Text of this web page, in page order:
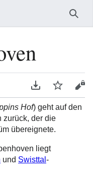
PDF
Hof) geht auf den
zurück, der die
übereignete.
liegt
und Swisttal -